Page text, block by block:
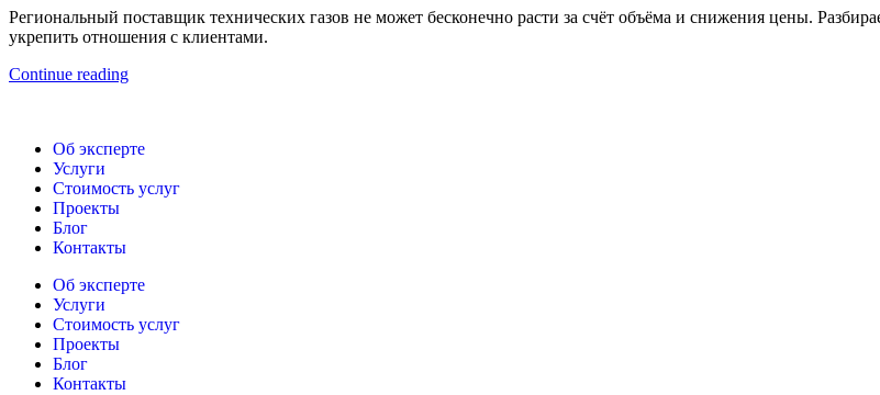
Региональный поставщик технических газов не может бесконечно расти за счёт объёма и снижения цены.
укрепить отношения с клиентами.
Continue reading
Об эксперте
Услуги
Стоимость услуг
Проекты
Блог
Контакты
Об эксперте
Услуги
Стоимость услуг
Проекты
Блог
Контакты